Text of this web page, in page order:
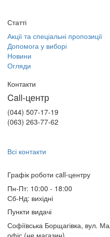
Статті
Акції та спеціальні пропозиції
Допомога у виборі
Новини
Огляди
Контакти
Call-центр
(044) 507-17-19
(063) 263-77-62
Всі контакти
Графік роботи сall-центру
Пн-Пт: 10:00 - 18:00
Сб-Нд: вихідні
Пункти видачі
Софіївська Борщагівка, вул.